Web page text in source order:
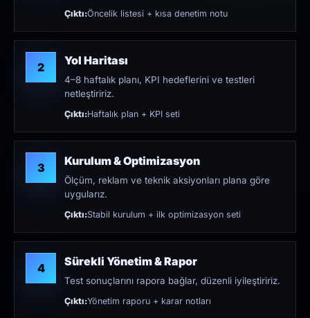
Çıktı:Öncelik listesi + kısa denetim notu
2 Yol Haritası
4–8 haftalık planı, KPI hedeflerini ve testleri
netleştiririz.
Çıktı:Haftalık plan + KPI seti
3 Kurulum & Optimizasyon
Ölçüm, reklam ve teknik aksiyonları plana göre
uygularız.
Çıktı:Stabil kurulum + ilk optimizasyon seti
4 Sürekli Yönetim & Rapor
Test sonuçlarını rapora bağlar, düzenli iyileştiririz.
Çıktı:Yönetim raporu + karar notları